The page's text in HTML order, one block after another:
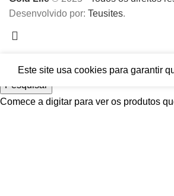
Desenvolvido por: Teusites.
Este site usa cookies para garantir
Pesquisar
Comece a digitar para ver os produtos